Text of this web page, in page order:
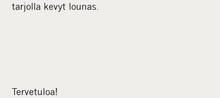
tarjolla kevyt lounas.
Tervetuloa!